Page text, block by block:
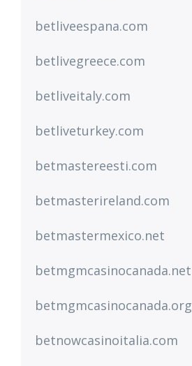
betliveespana.com
betlivegreece.com
betliveitaly.com
betliveturkey.com
betmastereesti.com
betmasterireland.com
betmastermexico.net
betmgmcasinocanada.net
betmgmcasinocanada.org
betnowcasinoitalia.com